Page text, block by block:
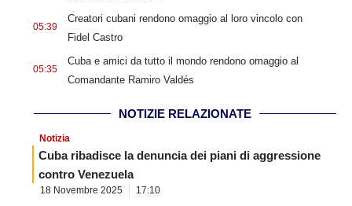
05:39
Creatori cubani rendono omaggio al loro vincolo con
Fidel Castro
05:35
Cuba e amici da tutto il mondo rendono omaggio al
Comandante Ramiro Valdés
NOTIZIE RELAZIONATE
Notizia
Cuba ribadisce la denuncia dei piani di aggressione
contro Venezuela
18 Novembre 2025 17:10